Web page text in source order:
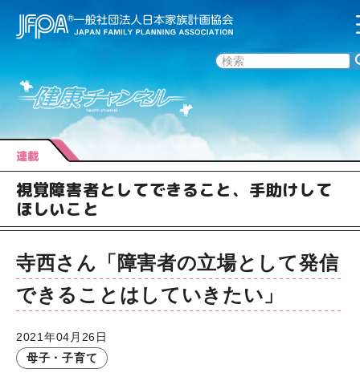
連載
視覚障害者としてできること、手助けして
ほしいこと
寺西さん「障害者の立場として発信
できることはしていきたい」
2021年04月26日
母子・子育て